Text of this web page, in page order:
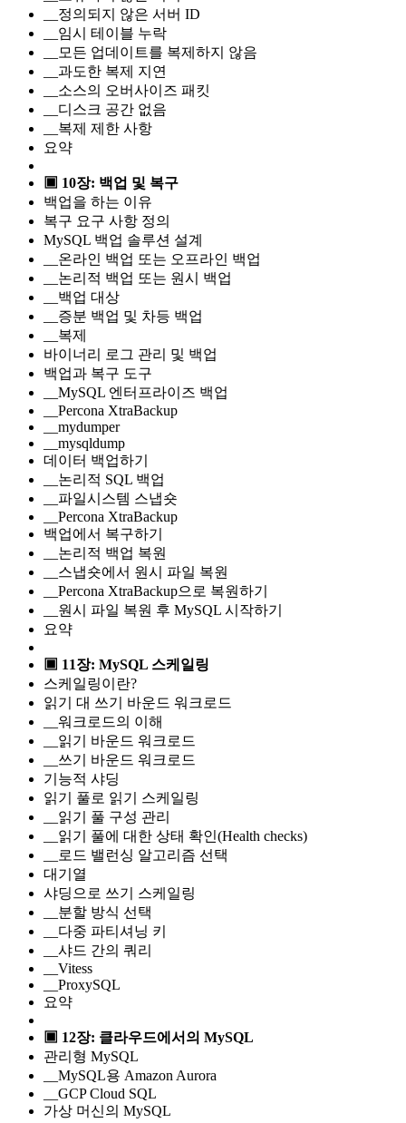
__정의되지 않은 서버 ID
__임시 테이블 누락
__모든 업데이트를 복제하지 않음
__과도한 복제 지연
__소스의 오버사이즈 패킷
__디스크 공간 없음
__복제 제한 사항
요약
▣ 10장: 백업 및 복구
백업을 하는 이유
복구 요구 사항 정의
MySQL 백업 솔루션 설계
__온라인 백업 또는 오프라인 백업
__논리적 백업 또는 원시 백업
__백업 대상
__증분 백업 및 차등 백업
__복제
바이너리 로그 관리 및 백업
백업과 복구 도구
__MySQL 엔터프라이즈 백업
__Percona XtraBackup
__mydumper
__mysqldump
데이터 백업하기
__논리적 SQL 백업
__파일시스템 스냅숏
__Percona XtraBackup
백업에서 복구하기
__논리적 백업 복원
__스냅숏에서 원시 파일 복원
__Percona XtraBackup으로 복원하기
__원시 파일 복원 후 MySQL 시작하기
요약
▣ 11장: MySQL 스케일링
스케일링이란?
읽기 대 쓰기 바운드 워크로드
__워크로드의 이해
__읽기 바운드 워크로드
__쓰기 바운드 워크로드
기능적 샤딩
읽기 풀로 읽기 스케일링
__읽기 풀 구성 관리
__읽기 풀에 대한 상태 확인(Health checks)
__로드 밸런싱 알고리즘 선택
대기열
샤딩으로 쓰기 스케일링
__분할 방식 선택
__다중 파티셔닝 키
__샤드 간의 쿼리
__Vitess
__ProxySQL
요약
▣ 12장: 클라우드에서의 MySQL
관리형 MySQL
__MySQL용 Amazon Aurora
__GCP Cloud SQL
가상 머신의 MySQL